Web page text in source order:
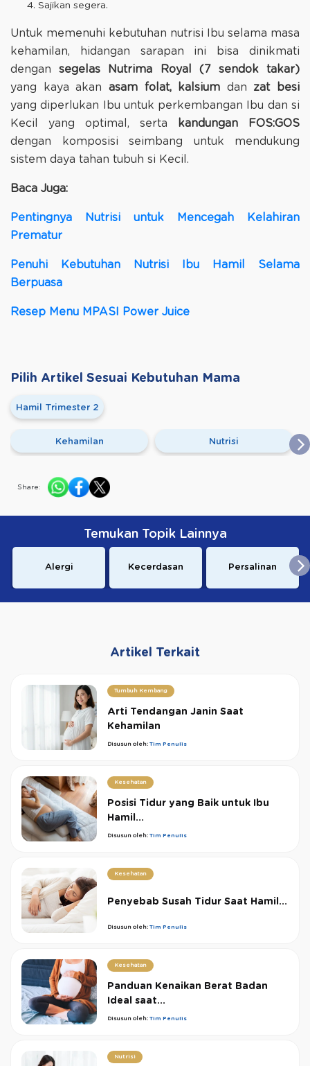
Sajikan segera.
Untuk memenuhi kebutuhan nutrisi Ibu selama masa
kehamilan, hidangan sarapan ini bisa dinikmati
dengansegelas Nutrima Royal (7 sendok takar)
yang kaya akan asam folat, kalsium dan zat besi
yang diperlukan Ibu untuk perkembangan Ibu dan si
Kecil yang optimal, serta
kandungan FOS:GOS
dengan komposisi seimbang untuk mendukung
sistem daya tahan tubuh si Kecil.
Baca Juga:
Pentingnya Nutrisi untuk Mencegah Kelahiran
Prematur
Penuhi Kebutuhan Nutrisi Ibu Hamil Selama
Berpuasa
Resep Menu MPASI Power Juice
Pilih Artikel Sesuai Kebutuhan Mama
Hamil Trimester 2
Kehamilan Nutrisi
Share:
Temukan Topik Lainnya
Alergi Kecerdasan Persalinan
Artikel Terkait
Tumbuh Kembang
Arti Tendangan Janin Saat
Kehamilan
Disusun oleh: Tim Penulis
Kesehatan
Posisi Tidur yang Baik untuk Ibu
Hamil...
Disusun oleh: Tim Penulis
Kesehatan
Penyebab Susah Tidur Saat Hamil...
Disusun oleh: Tim Penulis
Kesehatan
Panduan Kenaikan Berat Badan
Ideal saat...
Disusun oleh: Tim Penulis
Nutrisi